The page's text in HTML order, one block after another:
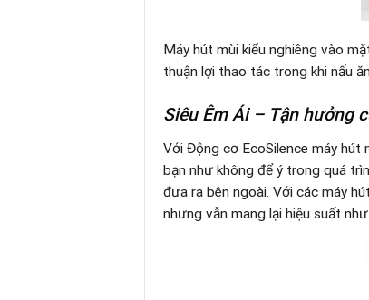
Máy hút mùi kiểu nghiêng vào
thuận lợi thao tác trong khi nấu
Siêu Êm Ái – Tận hưởng
Với Động cơ EcoSilence máy hút
bạn như không để ý trong quá
đưa ra bên ngoài. Với các máy
nhưng vẫn mang lại hiệu suất như